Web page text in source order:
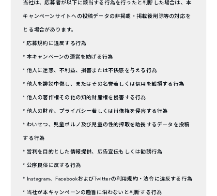
当社は、応募者が以下に該当する行為を行ったと判断した場合は、本
キャンペーンサイトへの投稿データの非掲載・掲載後削除等の対応を
とる場合があります。
* 応募規約に違反する行為
* 本キャンペーンの運営を妨げる行為
* 他人に迷惑、不利益、損害または不快感を与える行為
* 他人を誹謗中傷し、またはその名誉若しくは信用を毀損する行為
* 他人の著作権その他の知的財産権を侵害する行為
* 他人の財産、プライバシー若しくは肖像権を侵害する行為
* わいせつ、児童ポルノ及び児童の性的搾取を助長するデータを投稿
する行為
* 営利を目的とした情報提供、広告宣伝もしくは勧誘行為
* 公序良俗に反する行為
* Instagram、FacebookおよびTwitterの利用規約・法令に違反する行為
* 当社が本キャンペーンの趣旨に沿わないと判断する行為